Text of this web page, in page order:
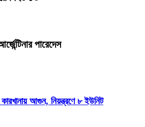
পারেদেস
আগুন, নিয়ন্ত্রণে ৮ ইউনিট